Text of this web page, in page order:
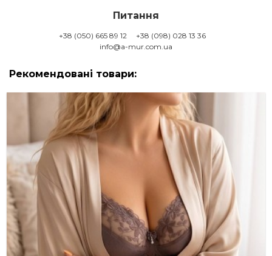
Питання
+38 (050) 665 89 12
+38 (098) 028 13 36
info@a-mur.com.ua
Рекомендовані товари: